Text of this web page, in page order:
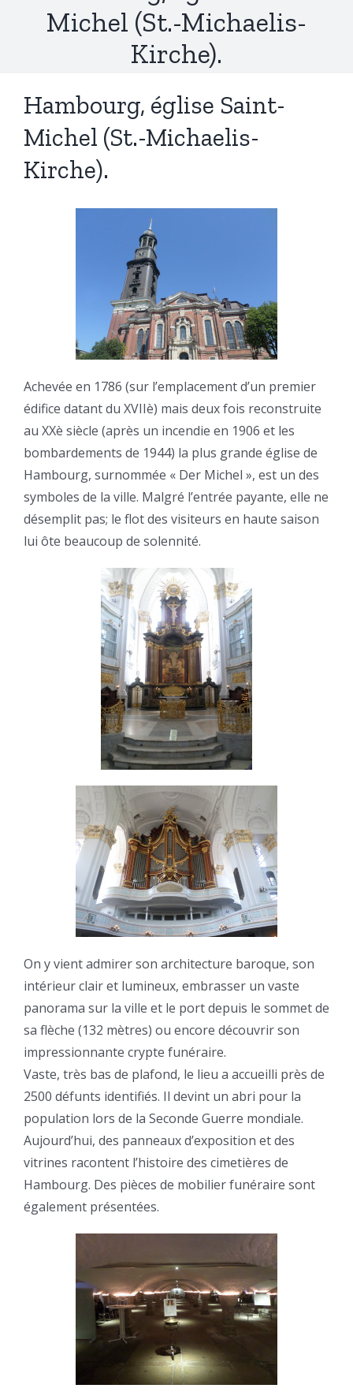
Michel (St.-Michaelis-
Kirche).
Hambourg, église Saint-
Michel (St.-Michaelis-
Kirche).
Achevée en 1786 (sur l’emplacement d’un premier
édifice datant du XVIIè) mais deux fois reconstruite
au XXè siècle (après un incendie en 1906 et les
bombardements de 1944) la plus grande église de
Hambourg, surnommée « Der Michel », est un des
symboles de la ville. Malgré l’entrée payante, elle ne
désemplit pas; le flot des visiteurs en haute saison
lui ôte beaucoup de solennité.
On y vient admirer son architecture baroque, son
intérieur clair et lumineux, embrasser un vaste
panorama sur la ville et le port depuis le sommet de
sa flèche (132 mètres) ou encore découvrir son
impressionnante crypte funéraire.
Vaste, très bas de plafond, le lieu a accueilli près de
2500 défunts identifiés. Il devint un abri pour la
population lors de la Seconde Guerre mondiale.
Aujourd’hui, des panneaux d’exposition et des
vitrines racontent l’histoire des cimetières de
Hambourg. Des pièces de mobilier funéraire sont
également présentées.